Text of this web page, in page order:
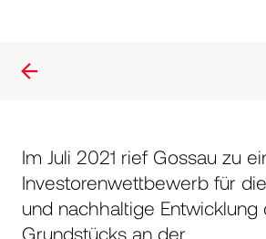
Im Juli 2021 rief Gossau zu
Investorenwettbewerb für
und nachhaltige Entwicklung
Grundstücks an der